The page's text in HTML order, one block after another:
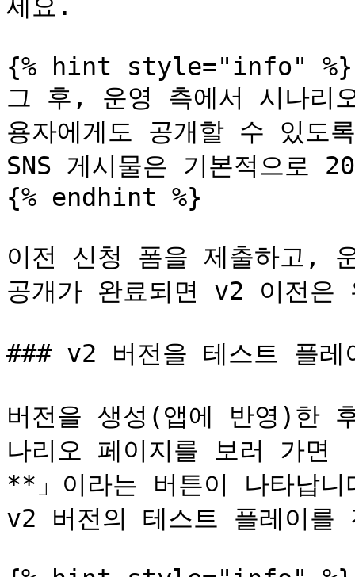
세요.
{% hint style="info" %}
그 후, 운영 측에서 시나리
용자에게도 공개할 수 있도
SNS 게시물은 기본적으로
{% endhint %}
이전 신청 폼을 제출하고,
공개가 완료되면 v2 이전은
### v2 버전을 테스트 플레
버전을 생성(앱에 반영)한
나리오 페이지를 보러 가면
**」이라는 버튼이 나타납
v2 버전의 테스트 플레이를